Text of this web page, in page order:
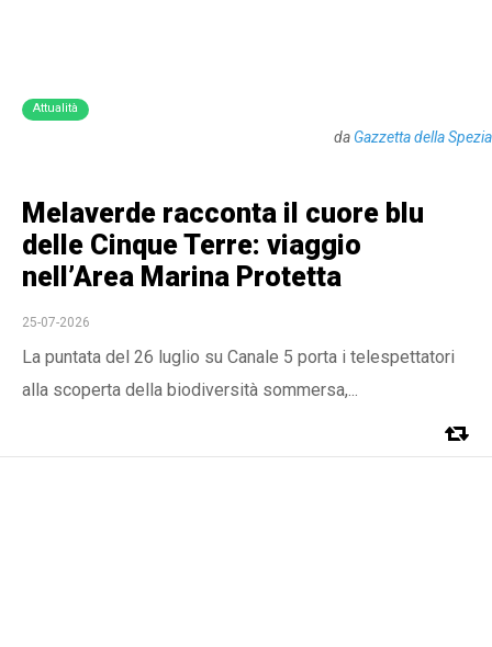
Attualità
da Gazzetta della Spezia
Melaverde racconta il cuore blu
delle Cinque Terre: viaggio
nell’Area Marina Protetta
25-07-2026
La puntata del 26 luglio su Canale 5 porta i telespettatori
alla scoperta della biodiversità sommersa,...